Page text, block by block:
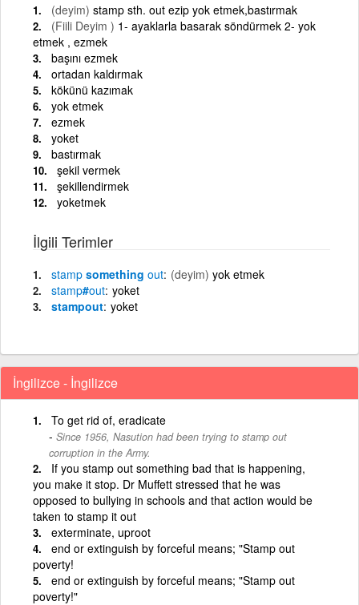
(deyim) stamp sth. out ezip yok etmek,bastırmak
(Fiili Deyim ) 1- ayaklarla basarak söndürmek 2- yok
etmek , ezmek
başını ezmek
ortadan kaldırmak
kökünü kazımak
yok etmek
ezmek
yoket
bastırmak
şekil vermek
şekillendirmek
yoketmek
İlgili Terimler
stamp something out (deyim) yok etmek
stamp#out yoket
stampout yoket
İngilizce - İngilizce
To get rid of, eradicate
Since 1956, Nasution had been trying to stamp out
corruption in the Army.
If you stamp out something bad that is happening,
you make it stop. Dr Muffett stressed that he was
opposed to bullying in schools and that action would be
taken to stamp it out
exterminate, uproot
end or extinguish by forceful means; "Stamp out
poverty!
end or extinguish by forceful means; "Stamp out
poverty!"